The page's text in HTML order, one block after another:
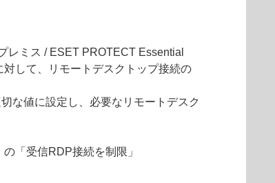
ミス / ESET PROTECT Essential
して、リモートデスクトップ接続の
な値に設定し、必要なリモートデスク
「受信RDP接続を制限」